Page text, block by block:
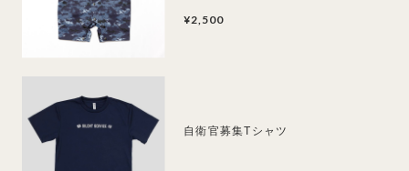
¥2,500
自衛官募集Tシャツ